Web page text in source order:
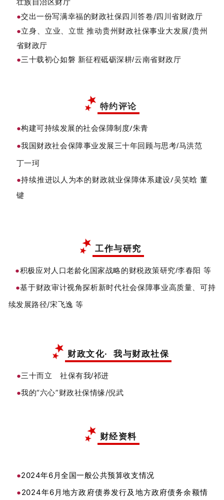
●交出一份写满幸福的财政社保四川答卷/四川省财政厅
●立身、立业、立世 推动贵州财政社保事业大发展/贵州
省财政厅
●三十载初心如磐 新征程砥砺深耕/云南省财政厅
特约评论
●构建可持续发展的社会保障制度/朱青
●我国财政社会保障事业发展三十年回顾与思考/马洪范
丁一珂
●持续推进以人为本的财政就业保障体系建设/吴笑晗 董
键
工作与研究
●积极应对人口老龄化国家战略的财税政策研究/李春阳 等
●基于财政审计视角探析新时代社会保障事业高质量、可持
续发展路径/宋飞逸 等
财政文化· 我与财政社保
●三十而立 社保有我/祁进
●我的“六心”财政社保情缘/倪武
财经资料
●2024年6月全国一般公共预算收支情况
●2024年6月地方政府债券发行及地方政府债务余额情